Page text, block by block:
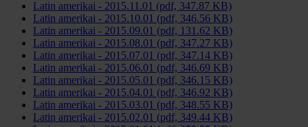
Latin amerikai - 2015.11.01 (pdf, 347.87 KB)
Latin amerikai - 2015.10.01 (pdf, 346.56 KB)
Latin amerikai - 2015.09.01 (pdf, 131.62 KB)
Latin amerikai - 2015.08.01 (pdf, 347.27 KB)
Latin amerikai - 2015.07.01 (pdf, 347.14 KB)
Latin amerikai - 2015.06.01 (pdf, 346.69 KB)
Latin amerikai - 2015.05.01 (pdf, 346.15 KB)
Latin amerikai - 2015.04.01 (pdf, 346.92 KB)
Latin amerikai - 2015.03.01 (pdf, 348.55 KB)
Latin amerikai - 2015.02.01 (pdf, 349.44 KB)